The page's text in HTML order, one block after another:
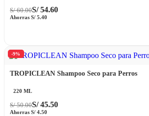
S/60.00S/54.60
Ahorras S/ 5.40
-9%
TROPICLEAN Shampoo Seco para Perros
220 ML
S/50.00S/45.50
Ahorras S/ 4.50